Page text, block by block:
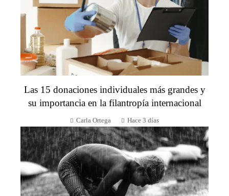
Las 15 donaciones individuales más grandes y
su importancia en la filantropía internacional
Carla Ortega Hace 3 días